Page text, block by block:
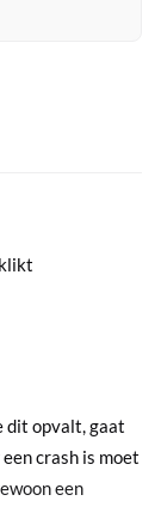
dit opvalt, gaat
crash is moet
een